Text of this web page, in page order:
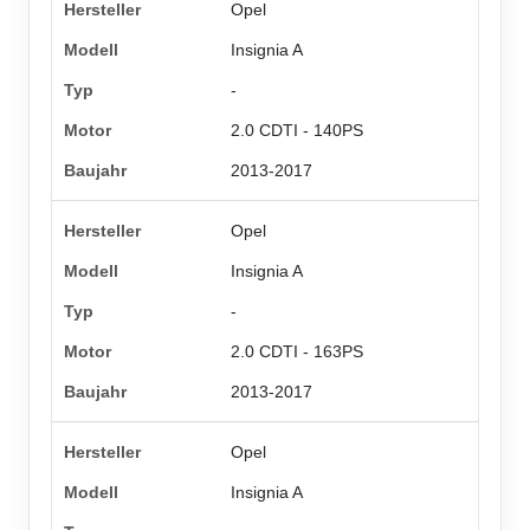
Opel
Insignia A
-
2.0 CDTI - 140PS
2013-2017
Opel
Insignia A
-
2.0 CDTI - 163PS
2013-2017
Opel
Insignia A